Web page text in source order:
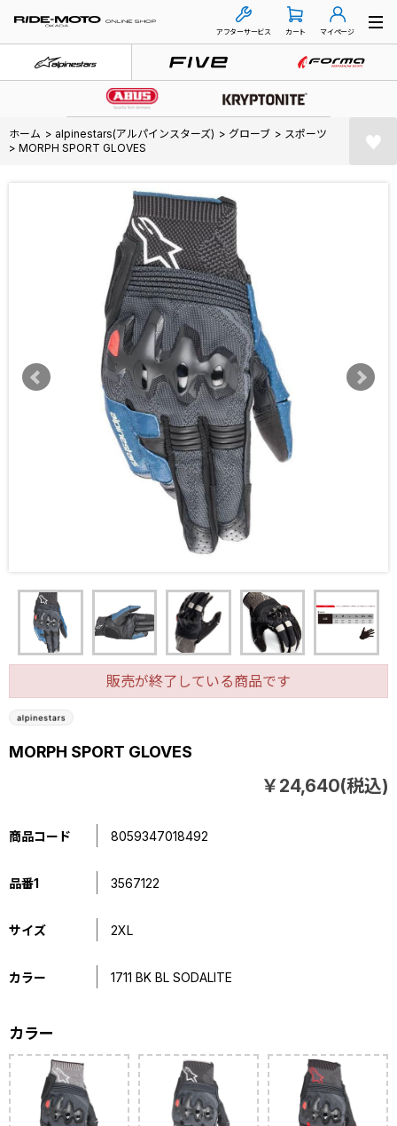
アフターサービス カート マイページ
ホーム > alpinestars(アルパインスターズ) > グローブ > スポーツ
> MORPH SPORT GLOVES
MORPH SPORT GLOVES
￥24,640(税込)
商品コード 8059347018492
品番1 3567122
サイズ 2XL
カラー 1711 BK BL SODALITE
カラー
販売が終了している商品です